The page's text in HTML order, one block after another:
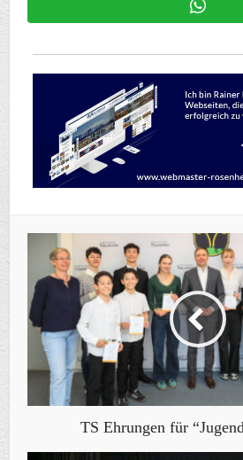
TS Ehrungen für